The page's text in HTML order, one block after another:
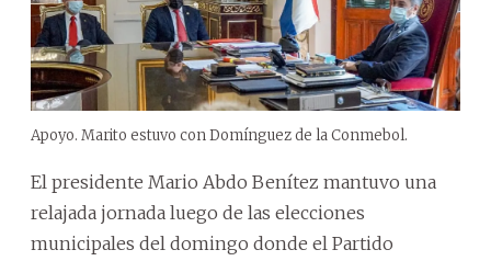
Apoyo. Marito estuvo con Domínguez de la Conmebol.
El presidente Mario Abdo Benítez mantuvo una
relajada jornada luego de las elecciones
municipales del domingo donde el Partido